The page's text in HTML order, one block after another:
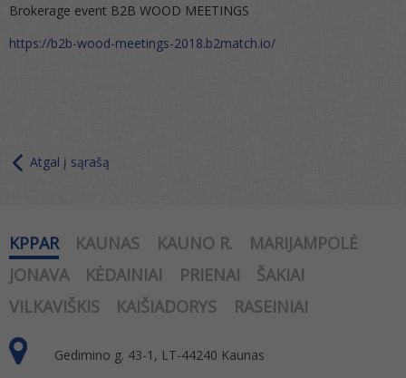
Brokerage event B2B WOOD MEETINGS
https://b2b-wood-meetings-2018.b2match.io/
Atgal į sąrašą
KPPAR KAUNAS KAUNO R.
MARIJAMPOLĖ
JONAVA
KĖDAINIAI PRIENAI
ŠAKIAI
VILKAVIŠKIS
KAIŠIADORYS RASEINIAI
Gedimino g. 43-1, LT-44240 Kaunas